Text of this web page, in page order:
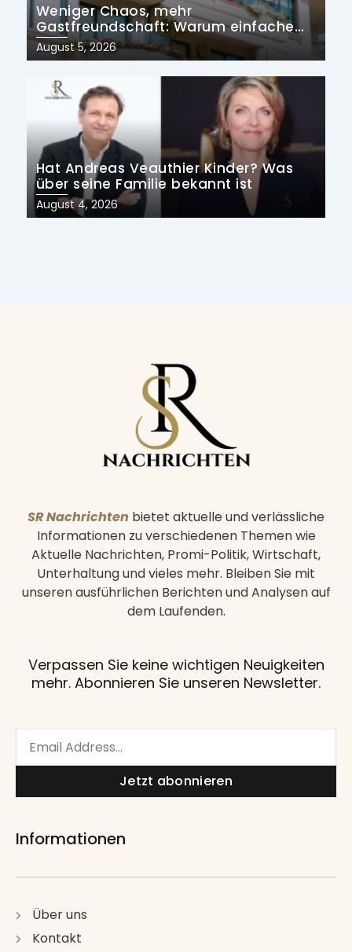
Weniger Chaos, mehr
Gastfreundschaft: Warum einfache
Prozesse die Zukunft der
Ferienvermietung prägen
Posted
on
August 5, 2026
Hat Andreas Veauthier Kinder? Was
über seine Familie bekannt ist
Posted
on
August 4, 2026
SR Nachrichten bietet aktuelle und verlässliche
Informationen zu verschiedenen Themen wie
Aktuelle Nachrichten, Promi-Politik, Wirtschaft,
Unterhaltung und vieles mehr. Bleiben Sie mit
unseren ausführlichen Berichten und Analysen auf
dem Laufenden.
Verpassen Sie keine wichtigen Neuigkeiten
mehr. Abonnieren Sie unseren Newsletter.
Jetzt abonnieren
Informationen
Über uns
Kontakt